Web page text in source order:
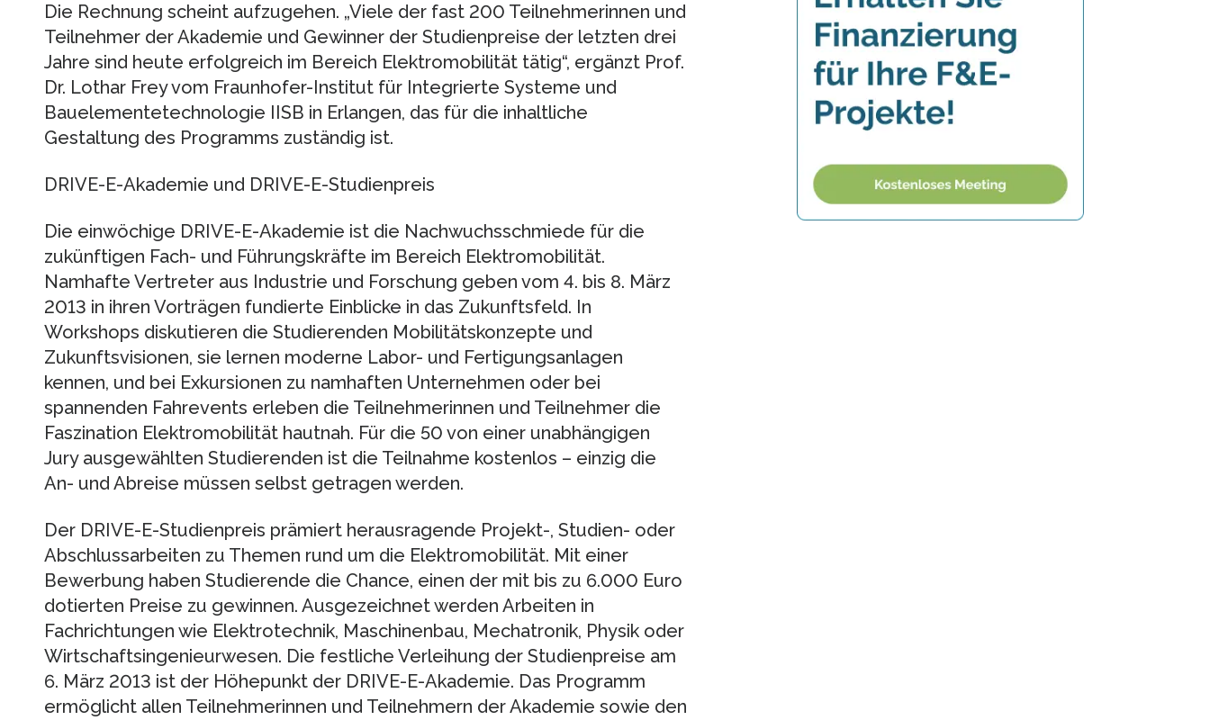
Die Rechnung scheint aufzugehen. „Viele der fast 200 Teilnehmerinnen und
Teilnehmer der Akademie und Gewinner der Studienpreise der letzten drei
Jahre sind heute erfolgreich im Bereich Elektromobilität tätig“, ergänzt Prof.
Dr. Lothar Frey vom Fraunhofer-Institut für Integrierte Systeme und
Bauelementetechnologie IISB in Erlangen, das für die inhaltliche
Gestaltung des Programms zuständig ist.
DRIVE-E-Akademie und DRIVE-E-Studienpreis
Die einwöchige DRIVE-E-Akademie ist die Nachwuchsschmiede für die
zukünftigen Fach- und Führungskräfte im Bereich Elektromobilität.
Namhafte Vertreter aus Industrie und Forschung geben vom 4. bis 8. März
2013 in ihren Vorträgen fundierte Einblicke in das Zukunftsfeld. In
Workshops diskutieren die Studierenden Mobilitätskonzepte und
Zukunftsvisionen, sie lernen moderne Labor- und Fertigungsanlagen
kennen, und bei Exkursionen zu namhaften Unternehmen oder bei
spannenden Fahrevents erleben die Teilnehmerinnen und Teilnehmer die
Faszination Elektromobilität hautnah. Für die 50 von einer unabhängigen
Jury ausgewählten Studierenden ist die Teilnahme kostenlos – einzig die
An- und Abreise müssen selbst getragen werden.
Der DRIVE-E-Studienpreis prämiert herausragende Projekt-, Studien- oder
Abschlussarbeiten zu Themen rund um die Elektromobilität. Mit einer
Bewerbung haben Studierende die Chance, einen der mit bis zu 6.000 Euro
dotierten Preise zu gewinnen. Ausgezeichnet werden Arbeiten in
Fachrichtungen wie Elektrotechnik, Maschinenbau, Mechatronik, Physik oder
Wirtschaftsingenieurwesen. Die festliche Verleihung der Studienpreise am
6. März 2013 ist der Höhepunkt der DRIVE-E-Akademie. Das Programm
ermöglicht allen Teilnehmerinnen und Teilnehmern der Akademie sowie den